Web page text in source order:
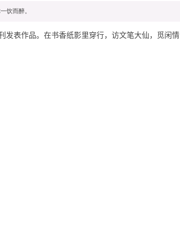
发表作品。在书香纸影里穿行，访文笔大仙，觅闲情